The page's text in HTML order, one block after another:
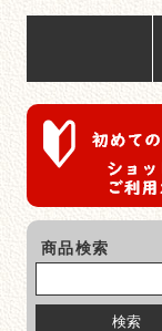
商品検索